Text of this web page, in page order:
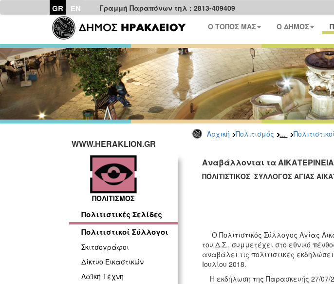
GR EN Γραμμή Παραπόνων τηλ : 2813-409409
Ο ΤΟΠΟΣ ΜΑΣ Ο ΔΗΜΟΣ
Αρχική Πολιτισμός ...
WWW.HERAKLION.GR
ΠΟΛΙΤΙΣΜΟΣ
Πολιτιστικές Σελίδες
Πολιτιστικοί Σύλλογοι
Σκιτσογράφοι
Δίκτυο Εικαστικών
Λαϊκή Τέχνη
Αναβάλλονται τα
ΠΟΛΙΤΙΣΤΙΚΟΣ ΣΥΛΛΟΓΟΣ ΑΓΙΑΣ
Ο Πολιτιστικός Σύλλογος Αγίας
του Δ.Σ., συμμετέχει στο εθνικό
αναβάλει τις πολιτιστικές
Ιουλίου 2018.
Η εκδήλωση της Παρασκευής 27/07/